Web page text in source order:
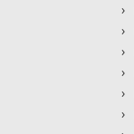
›
›
›
›
›
›